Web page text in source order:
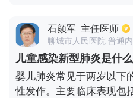
这可导致患者的体温相对较
此，当涉及到发热时，由
是不同的。一般来说，发
痛和头晕，以及一些不同
意识模糊和抽搐。
肺炎患者多吃富含维生素
体育锻炼，提高自己的机
石颜军 主任医师
聊城市人民医院 普通
儿童感染新型肺炎是什
婴儿肺炎常见于两岁以下
性发作。主要临床表现包